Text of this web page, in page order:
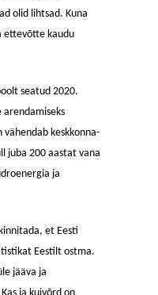
olid lihtsad. Kuna
ettevõtte kaudu
seatud 2020.
keskkonna-
juba 200 aastat vana
ja
et Eesti
Eestilt ostma.
jääva ja